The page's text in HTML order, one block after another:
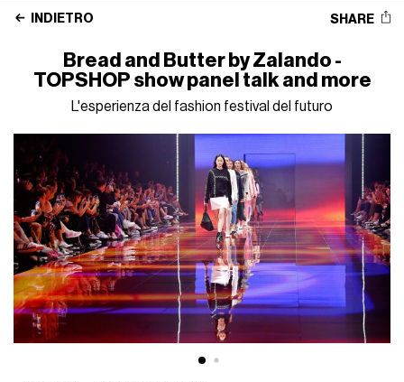
INDIETRO SHARE
Bread and Butter by Zalando -
TOPSHOP show panel talk and more
L'esperienza del fashion festival del futuro